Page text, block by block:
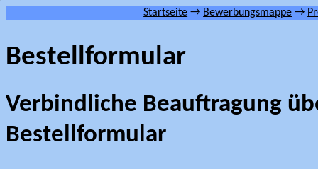
Startseite → Bewerbungsmappe →
Bestellformular
Verbindliche Beauftragung
Bestellformular